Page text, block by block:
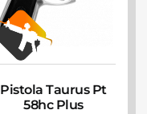
Pistola Taurus Pt
58hc Plus